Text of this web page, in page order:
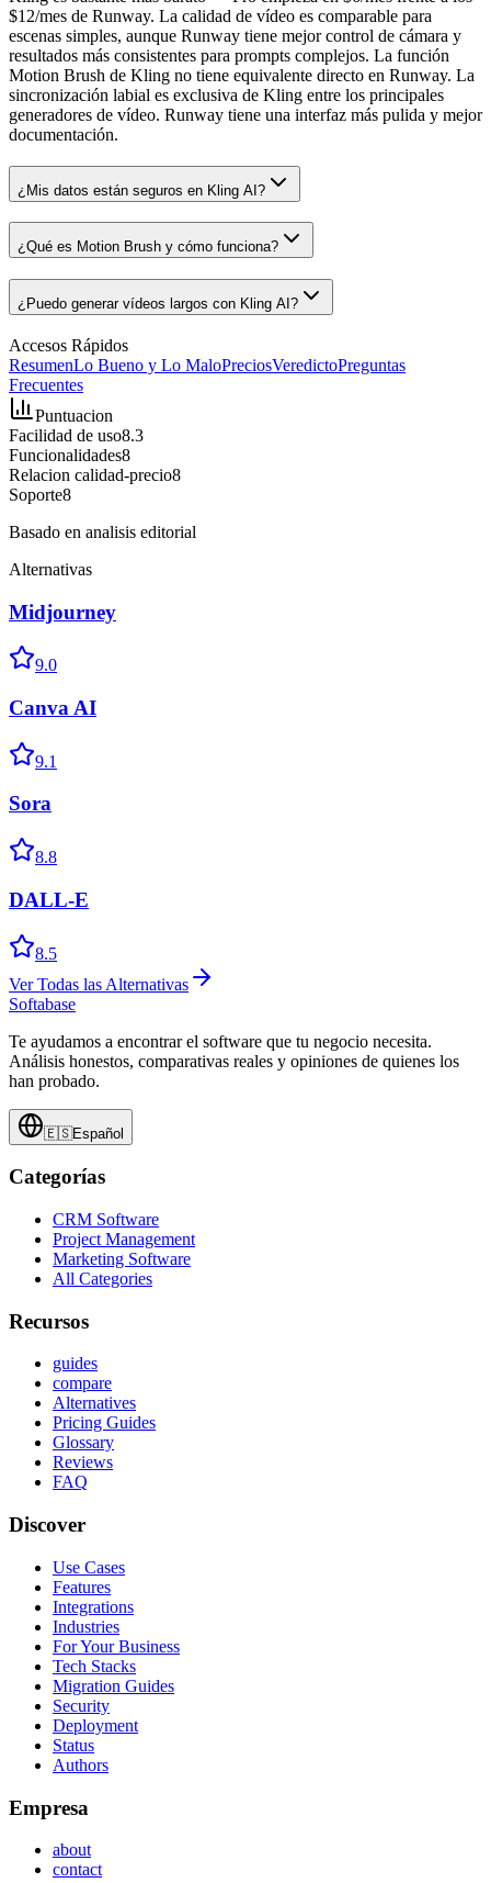
$12/mes de Runway. La calidad de vídeo es comparable para
escenas simples, aunque Runway tiene mejor control de cámara y
resultados más consistentes para prompts complejos. La función
Motion Brush de Kling no tiene equivalente directo en Runway. La
sincronización labial es exclusiva de Kling entre los principales
generadores de vídeo. Runway tiene una interfaz más pulida y mejor
documentación.
¿Mis datos están seguros en Kling AI?
¿Qué es Motion Brush y cómo funciona?
¿Puedo generar vídeos largos con Kling AI?
Accesos Rápidos
ResumenLo Bueno y Lo MaloPreciosVeredictoPreguntas
Frecuentes
Puntuacion
Facilidad de uso8.3
Funcionalidades8
Relacion calidad-precio8
Soporte8
Basado en analisis editorial
Alternativas
Midjourney
9.0
Canva AI
9.1
Sora
8.8
DALL-E
8.5
Ver Todas las Alternativas
Softabase
Te ayudamos a encontrar el software que tu negocio necesita.
Análisis honestos, comparativas reales y opiniones de quienes los
han probado.
🇪🇸Español
Categorías
CRM Software
Project Management
Marketing Software
All Categories
Recursos
guides
compare
Alternatives
Pricing Guides
Glossary
Reviews
FAQ
Discover
Use Cases
Features
Integrations
Industries
For Your Business
Tech Stacks
Migration Guides
Security
Deployment
Status
Authors
Empresa
about
contact